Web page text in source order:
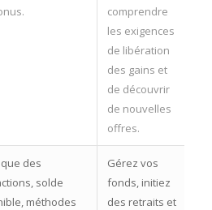
comprendre
les exigences
de libération
des gains et
de découvrir
de nouvelles
offres.
des
solde
méthodes
Gérez vos
fonds, initiez
des retraits et